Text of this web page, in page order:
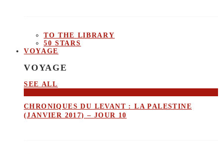
TO THE LIBRARY
50 STARS
VOYAGE
VOYAGE
SEE ALL
CHRONIQUES DU LEVANT : LA PALESTINE
(JANVIER 2017) – JOUR 10